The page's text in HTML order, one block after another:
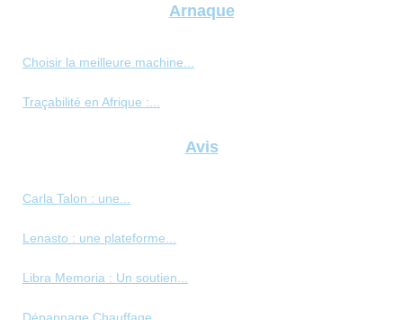
Arnaque
Choisir la meilleure machine...
Traçabilité en Afrique :...
Avis
Carla Talon : une...
Lenasto : une plateforme...
Libra Memoria : Un soutien...
Dépannage Chauffage...